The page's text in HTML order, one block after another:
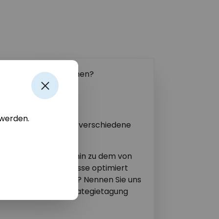
damit noch hingehen?
lassen sich diese
die Umsetzung auf verschiedene
Arbeitsgruppe hin zu dem von
entstehen? Prozesse optimiert
beteiligt werden? Nennen Sie uns
für Ihre Strategietagung